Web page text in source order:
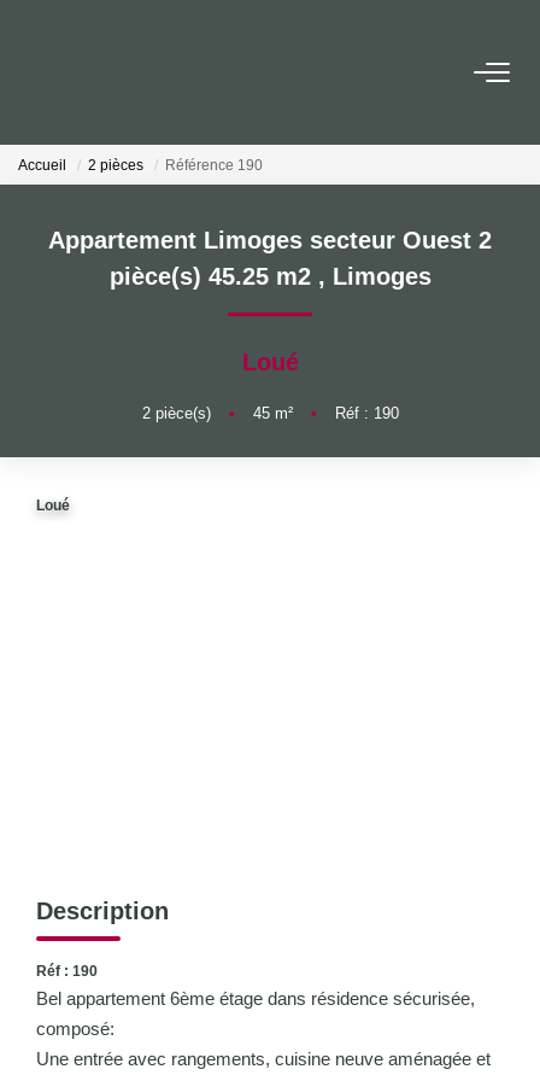
LOUER
NOTRE AGENCE
Qui Sommes-Nous
Accueil 2 pièces Référence 190
Appartement Limoges secteur Ouest 2
pièce(s) 45.25 m2 , Limoges
Loué
2pièce(s) • 45m² • Réf : 190
Loué
Description
Réf : 190
Bel appartement 6ème étage dans résidence sécurisée,
composé:
Une entrée avec rangements, cuisine neuve aménagée et